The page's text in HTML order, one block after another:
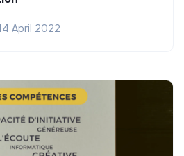
April 2022